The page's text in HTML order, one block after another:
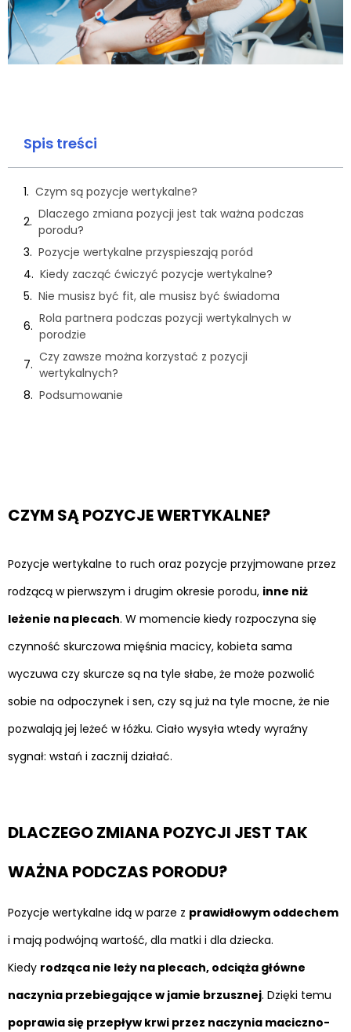
Spis treści
Czym są pozycje wertykalne?
Dlaczego zmiana pozycji jest tak ważna podczas
porodu?
Pozycje wertykalne przyspieszają poród
Kiedy zacząć ćwiczyć pozycje wertykalne?
Nie musisz być fit, ale musisz być świadoma
Rola partnera podczas pozycji wertykalnych w
porodzie
Czy zawsze można korzystać z pozycji
wertykalnych?
Podsumowanie
CZYM SĄ POZYCJE WERTYKALNE?
Pozycje wertykalne to ruch oraz pozycje przyjmowane przez
rodzącą w pierwszym i drugim okresie porodu, inne niż
leżenie na plecach. W momencie kiedy rozpoczyna się
czynność skurczowa mięśnia macicy, kobieta sama
wyczuwa czy skurcze są na tyle słabe, że może pozwolić
sobie na odpoczynek i sen, czy są już na tyle mocne, że nie
pozwalają jej leżeć w łóżku. Ciało wysyła wtedy wyraźny
sygnał: wstań i zacznij działać.
DLACZEGO ZMIANA POZYCJI JEST TAK
WAŻNA PODCZAS PORODU?
Pozycje wertykalne idą w parze z prawidłowym oddechem
i mają podwójną wartość, dla matki i dla dziecka.
Kiedy rodząca nie leży na plecach, odciąża główne
naczynia przebiegające w jamie brzusznej. Dzięki temu
poprawia się przepływ krwi przez naczynia maciczno-